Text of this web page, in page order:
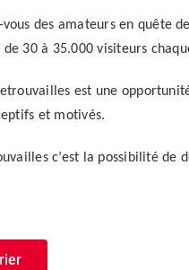
vous des amateurs en quête
30 à 35.000 visiteurs
est une
et motivés.
c’est la possibilité